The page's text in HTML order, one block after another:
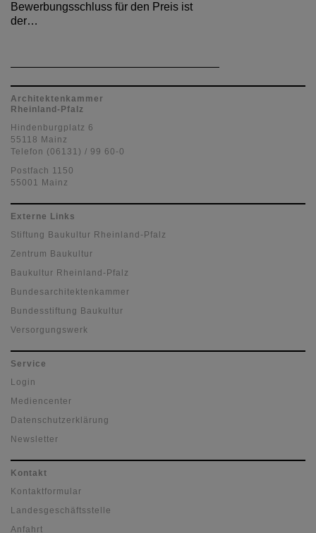
Bewerbungsschluss für den Preis ist
der…
Architektenkammer
Rheinland-Pfalz
Hindenburgplatz 6
55118 Mainz
Telefon (06131) / 99 60-0
Postfach 1150
55001 Mainz
Externe Links
Stiftung Baukultur Rheinland-Pfalz
Zentrum Baukultur
Baukultur Rheinland-Pfalz
Bundesarchitektenkammer
Bundesstiftung Baukultur
Versorgungswerk
Service
Login
Mediencenter
Datenschutzerklärung
Newsletter
Kontakt
Kontaktformular
Landesgeschäftsstelle
Anfahrt